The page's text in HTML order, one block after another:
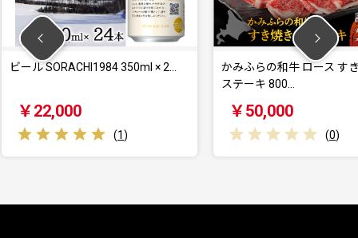
350ml × 2…
かみふらの和牛 ロース すき焼き＆
【令和8